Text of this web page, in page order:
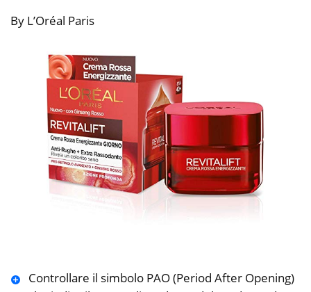
By L’Oréal Paris
Controllare il simbolo PAO (Period After Opening)